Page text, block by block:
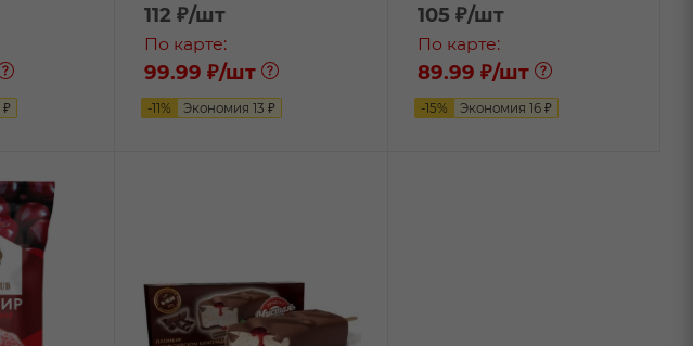
₽
112 ₽/шт
По карте:
99.99 ₽/шт
-11% Экономия 13 ₽
105 ₽/шт
По карте:
89.99 ₽/шт
-15% Экономия 16₽